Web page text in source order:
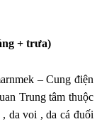
+ trưa)
– Cung điện
Trung tâm thuộc
, da voi , da cá đuối